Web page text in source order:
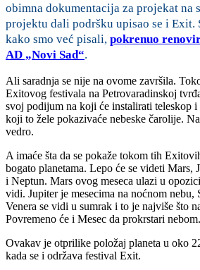
obimna dokumentacija za projekat na
projektu dali podršku upisao se i Exit.
kako smo već pisali, pokrenuo
AD „Novi Sad“.
Ali saradnja se nije na ovome završila.
Exitovog festivala na Petrovaradinskoj
svoj podijum na koji će instalirati teleskop
koji to žele pokazivaće nebeske čarolije.
vedro.
A imaće šta da se pokaže tokom tih
bogato planetama. Lepo će se videti Mars,
i Neptun. Mars ovog meseca ulazi u
vidi. Jupiter je mesecima na noćnom nebu,
Venera se vidi u sumrak i to je najviše što
Povremeno će i Mesec da prokrstari nebom.
Ovakav je otprilike položaj planeta u oko
kada se i održava festival Exit.